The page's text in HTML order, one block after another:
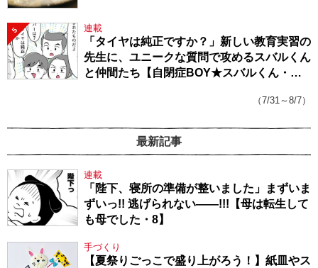
5 連載
「タイヤは純正ですか？」新しい教育実習の
先生に、ユニークな質問で攻めるスバルくん
と仲間たち【自閉症BOY★スバルくん・
（7/31～8/7）
最新記事
連載
「陛下、寝所の準備が整いました」まずいま
ずいっ!! 逃げられない――!!!【母は転生して
も母でした・8】
手づくり
【夏祭りごっこで盛り上がろう！】紙皿やス